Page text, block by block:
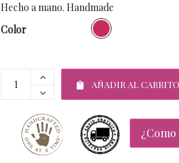
Hecho a mano. Handmade
Color
AÑADIR AL CARRITO